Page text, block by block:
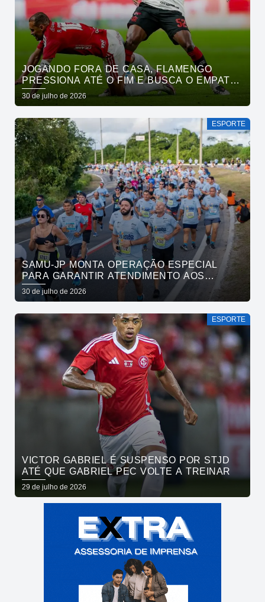
JOGANDO FORA DE CASA, FLAMENGO
PRESSIONA ATÉ O FIM E BUSCA O EMPATE
PELO BRASILEIRÃO
30 de julho de 2026
ESPORTE
SAMU-JP MONTA OPERAÇÃO ESPECIAL
PARA GARANTIR ATENDIMENTO AOS
ATLETAS DA MARATONA INTERNACIONAL
DE JOÃO PESSOA
30 de julho de 2026
ESPORTE
VICTOR GABRIEL É SUSPENSO POR STJD
ATÉ QUE GABRIEL PEC VOLTE A TREINAR
29 de julho de 2026